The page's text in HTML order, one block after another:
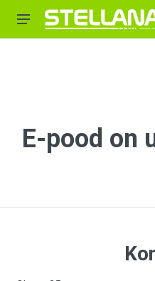
E-pood on